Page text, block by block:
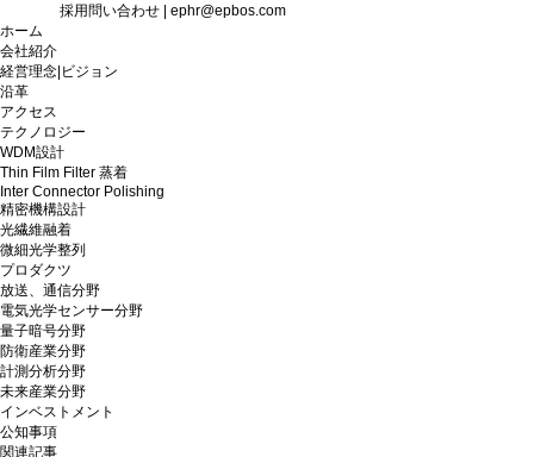
採用問い合わせ | ephr@epbos.com
ホーム
会社紹介
経営理念|ビジョン
沿革
アクセス
テクノロジー
WDM設計
Thin Film Filter 蒸着
Inter Connector Polishing
精密機構設計
光繊維融着
微細光学整列
プロダクツ
放送、通信分野
電気光学センサー分野
量子暗号分野
防衛産業分野
計測分析分野
未来産業分野
インベストメント
公知事項
関連記事